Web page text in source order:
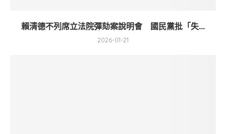
賴清德不列席立法院彈劾案說明會 國民黨批「失...
2026-01-21